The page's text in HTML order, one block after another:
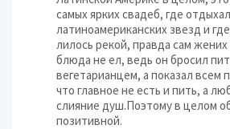
самых ярких свадеб, где
латиноамериканских звезд и
лилось рекой, правда сам
блюда не ел, ведь он бросил
вегетарианцем, а показал всем
что главное не есть и пить, а
слияние душ.Поэтому в целом
позитивной.